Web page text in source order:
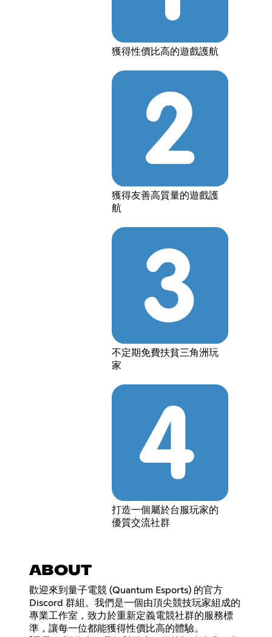
獲得性價比高的遊戲護航
獲得友善高質量的遊戲護
航
不定期免費扶貧三角洲玩
家
打造一個屬於台服玩家的
優質交流社群
ABOUT
歡迎來到量子電競 (Quantum Esports) 的官方
Discord 群組。我們是一個由頂尖競技玩家組成的
專業工作室，致力於重新定義電競社群的服務標
準，讓每一位都能獲得性價比高的體驗。